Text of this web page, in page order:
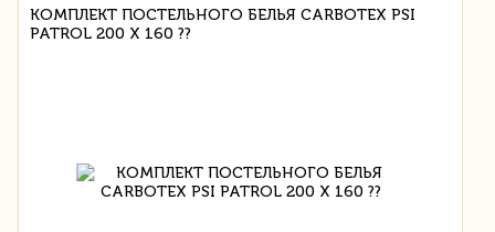
КОМПЛЕКТ ПОСТЕЛЬНОГО БЕЛЬЯ CARBOTEX PSI
PATROL 200 X 160 ??